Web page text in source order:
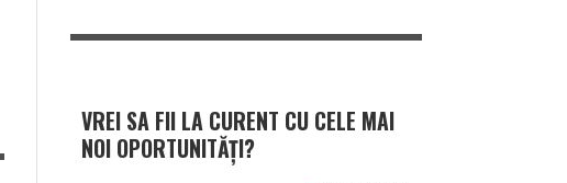
VREI SA FII LA CURENT CU CELE MAI
NOI OPORTUNITĂȚI?